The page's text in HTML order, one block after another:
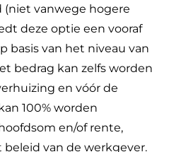
(niet vanwege hogere
deze optie een vooraf
basis van het niveau van
bedrag kan zelfs worden
en vóór de
100% worden
en/of rente,
van de werkgever.